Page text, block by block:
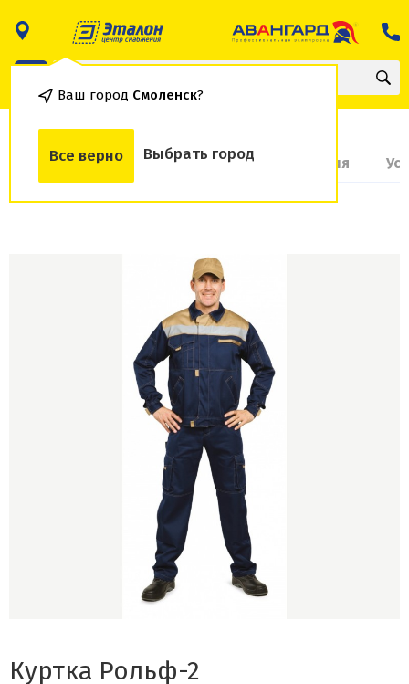
Ваш город Смоленск?
Все верно Выбрать город
О товаре Доставка и оплата Гарантия
Куртка Рольф-2